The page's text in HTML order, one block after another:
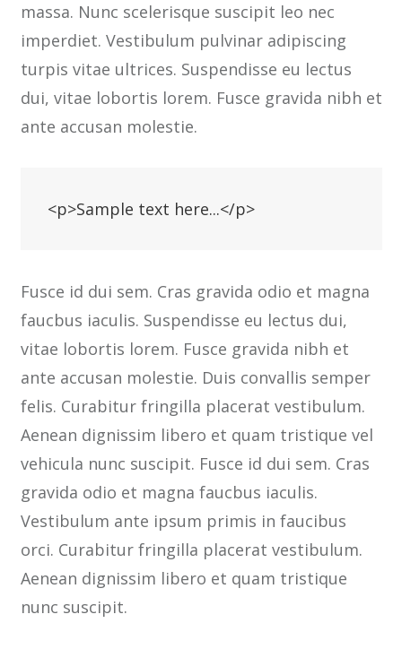
massa. Nunc scelerisque suscipit leo nec
imperdiet. Vestibulum pulvinar adipiscing
turpis vitae ultrices. Suspendisse eu lectus
dui, vitae lobortis lorem. Fusce gravida nibh et
ante accusan molestie.
<p>Sample text here...</p>
Fusce id dui sem. Cras gravida odio et magna
faucbus iaculis. Suspendisse eu lectus dui,
vitae lobortis lorem. Fusce gravida nibh et
ante accusan molestie. Duis convallis semper
felis. Curabitur fringilla placerat vestibulum.
Aenean dignissim libero et quam tristique vel
vehicula nunc suscipit. Fusce id dui sem. Cras
gravida odio et magna faucbus iaculis.
Vestibulum ante ipsum primis in faucibus
orci. Curabitur fringilla placerat vestibulum.
Aenean dignissim libero et quam tristique
nunc suscipit.